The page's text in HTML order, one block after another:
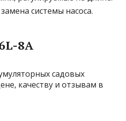
системы насоса.
8A